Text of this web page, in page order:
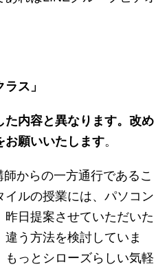
ス」
た内容と異なります。改め
お願いいたします。
からの一方通行であるこ
イルの授業には、パソコン
日提案させていただいた
う方法を検討していま
っとシローズらしい気軽